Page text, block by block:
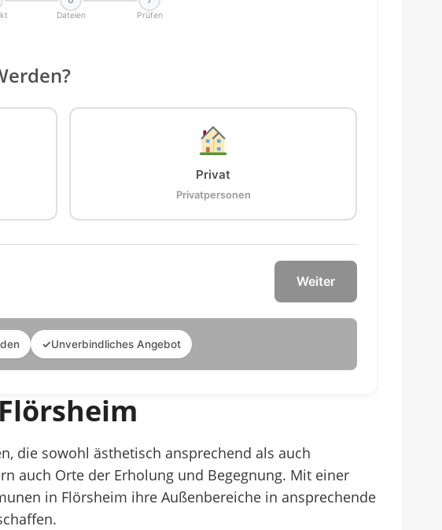
Dateien Prüfen
Privat
Privatpersonen
Weiter
✓Unverbindliches Angebot
die sowohl ästhetisch ansprechend als auch
auch Orte der Erholung und Begegnung. Mit einer
in Flörsheim ihre Außenbereiche in ansprechende